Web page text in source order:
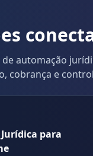
automação
cobrança e
para